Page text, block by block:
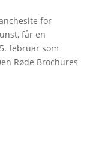
for
får en
februar som
Røde Brochures